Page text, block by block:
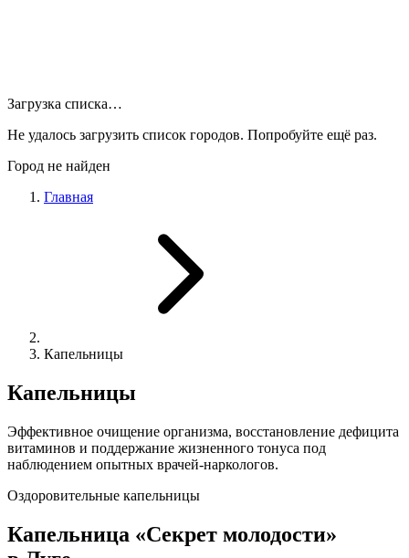
Загрузка списка…
Не удалось загрузить список городов. Попробуйте ещё раз.
Город не найден
Главная
Капельницы
Капельницы
Эффективное очищение организма, восстановление дефицита
витаминов и поддержание жизненного тонуса под
наблюдением опытных врачей-наркологов.
Оздоровительные капельницы
Капельница «Секрет молодости»